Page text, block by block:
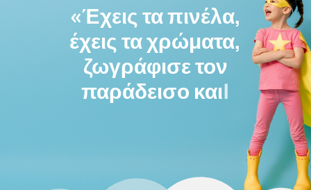
«Έχεις τα πινέλα,
έχεις τα χρώματα,
ζωγράφισε τον
παράδεισο και μπες